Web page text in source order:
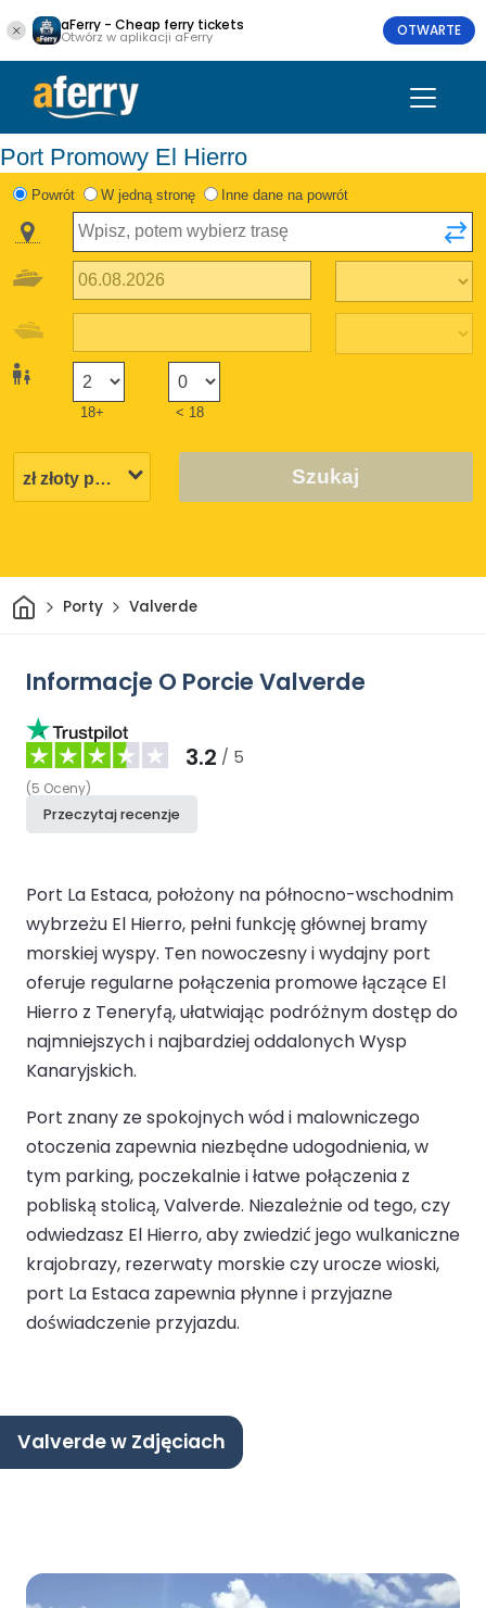
aFerry - Cheap ferry tickets
Otwórz w aplikacji aFerry OTWARTE
Port Promowy El Hierro
Powrót W jedną stronę Inne dane na powrót
18+ < 18
Szukaj
DomPorty Valverde
Informacje O Porcie Valverde
3.2 / 5
(5 Oceny)
Przeczytaj recenzje
Port La Estaca, położony na północno-wschodnim
wybrzeżu El Hierro, pełni funkcję głównej bramy
morskiej wyspy. Ten nowoczesny i wydajny port
oferuje regularne połączenia promowe łączące El
Hierro z Teneryfą, ułatwiając podróżnym dostęp do
najmniejszych i najbardziej oddalonych Wysp
Kanaryjskich.
Port znany ze spokojnych wód i malowniczego
otoczenia zapewnia niezbędne udogodnienia, w
tym parking, poczekalnie i łatwe połączenia z
pobliską stolicą, Valverde. Niezależnie od tego, czy
odwiedzasz El Hierro, aby zwiedzić jego wulkaniczne
krajobrazy, rezerwaty morskie czy urocze wioski,
port La Estaca zapewnia płynne i przyjazne
doświadczenie przyjazdu.
Valverde w Zdjęciach